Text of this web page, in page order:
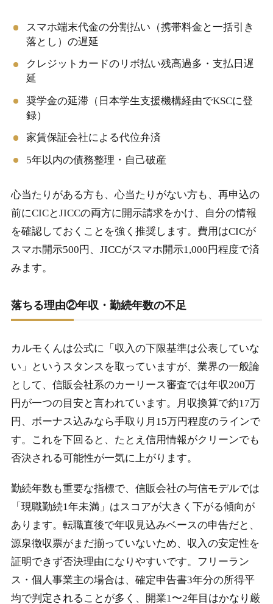
スマホ端末代金の分割払い（携帯料金と一括引き
落とし）の遅延
クレジットカードのリボ払い残高過多・支払日遅
延
奨学金の延滞（日本学生支援機構経由でKSCに登
録）
家賃保証会社による代位弁済
5年以内の債務整理・自己破産
心当たりがある方も、心当たりがない方も、再申込の
前にCICとJICCの両方に開示請求をかけ、自分の情報
を確認しておくことを強く推奨します。費用はCICが
スマホ開示500円、JICCがスマホ開示1,000円程度で済
みます。
落ちる理由②年収・勤続年数の不足
カルモくんは公式に「収入の下限基準は公表していな
い」というスタンスを取っていますが、業界の一般論
として、信販会社系のカーリース審査では年収200万
円が一つの目安と言われています。月収換算で約17万
円、ボーナス込みなら手取り月15万円程度のラインで
す。これを下回ると、たとえ信用情報がクリーンでも
否決される可能性が一気に上がります。
勤続年数も重要な指標で、信販会社の与信モデルでは
「現職勤続1年未満」はスコアが大きく下がる傾向が
あります。転職直後で年収見込みベースの申告だと、
源泉徴収票がまだ揃っていないため、収入の安定性を
証明できず否決理由になりやすいです。フリーラン
ス・個人事業主の場合は、確定申告書3年分の所得平
均で判定されることが多く、開業1〜2年目はかなり厳